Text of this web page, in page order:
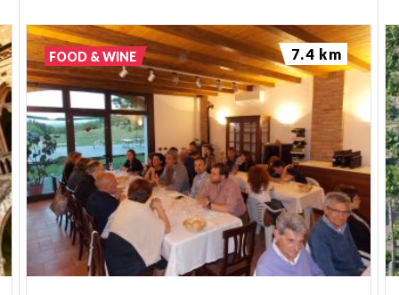
FOOD & WINE 7.4 km